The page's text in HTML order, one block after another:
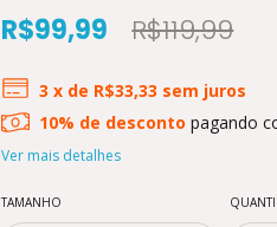
R$99,99 R$119,99
3 x de R$33,33 sem juros
10% de desconto pagando
Ver mais detalhes
TAMANHO